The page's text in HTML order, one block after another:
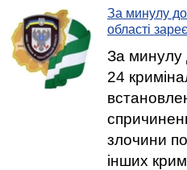
За минулу
області
За минулу
24
злочини
інших